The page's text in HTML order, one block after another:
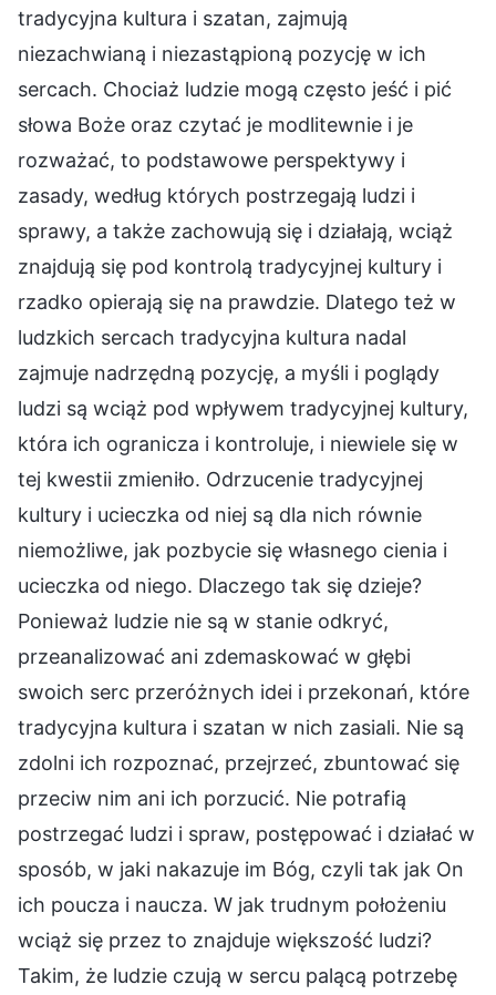
tradycyjna kultura i szatan, zajmują
niezachwianą i niezastąpioną pozycję w ich
sercach. Chociaż ludzie mogą często jeść i pić
słowa Boże oraz czytać je modlitewnie i je
rozważać, to podstawowe perspektywy i
zasady, według których postrzegają ludzi i
sprawy, a także zachowują się i działają, wciąż
znajdują się pod kontrolą tradycyjnej kultury i
rzadko opierają się na prawdzie. Dlatego też w
ludzkich sercach tradycyjna kultura nadal
zajmuje nadrzędną pozycję, a myśli i poglądy
ludzi są wciąż pod wpływem tradycyjnej kultury,
która ich ogranicza i kontroluje, i niewiele się w
tej kwestii zmieniło. Odrzucenie tradycyjnej
kultury i ucieczka od niej są dla nich równie
niemożliwe, jak pozbycie się własnego cienia i
ucieczka od niego. Dlaczego tak się dzieje?
Ponieważ ludzie nie są w stanie odkryć,
przeanalizować ani zdemaskować w głębi
swoich serc przeróżnych idei i przekonań, które
tradycyjna kultura i szatan w nich zasiali. Nie są
zdolni ich rozpoznać, przejrzeć, zbuntować się
przeciw nim ani ich porzucić. Nie potrafią
postrzegać ludzi i spraw, postępować i działać w
sposób, w jaki nakazuje im Bóg, czyli tak jak On
ich poucza i naucza. W jak trudnym położeniu
wciąż się przez to znajduje większość ludzi?
Takim, że ludzie czują w sercu palącą potrzebę